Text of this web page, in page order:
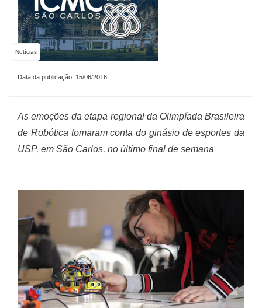
Notícias
Data da publicação: 15/06/2016
As emoções da etapa regional da Olimpíada Brasileira
de Robótica tomaram conta do ginásio de esportes da
USP, em São Carlos, no último final de semana